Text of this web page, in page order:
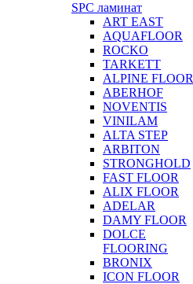
SPC ламинат
ART EAST
AQUAFLOOR
ROCKO
TARKETT
ALPINE FLOOR
ABERHOF
NOVENTIS
VINILAM
ALTA STEP
ARBITON
STRONGHOLD
FAST FLOOR
ALIX FLOOR
ADELAR
DAMY FLOOR
DOLCE
FLOORING
BRONIX
ICON FLOOR